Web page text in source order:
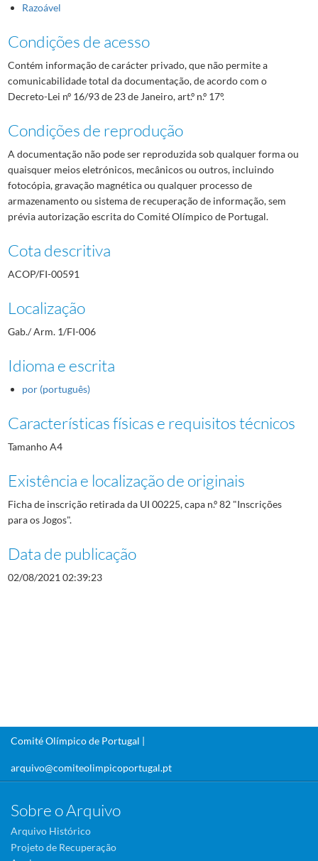
Razoável
Condições de acesso
Contém informação de carácter privado, que não permite a
comunicabilidade total da documentação, de acordo com o
Decreto-Lei nº 16/93 de 23 de Janeiro, art.º n.º 17º.
Condições de reprodução
A documentação não pode ser reproduzida sob qualquer forma ou
quaisquer meios eletrónicos, mecânicos ou outros, incluindo
fotocópia, gravação magnética ou qualquer processo de
armazenamento ou sistema de recuperação de informação, sem
prévia autorização escrita do Comité Olímpico de Portugal.
Cota descritiva
ACOP/FI-00591
Localização
Gab./ Arm. 1/FI-006
Idioma e escrita
por (português)
Características físicas e requisitos técnicos
Tamanho A4
Existência e localização de originais
Ficha de inscrição retirada da UI 00225, capa n.º 82 "Inscrições
para os Jogos".
Data de publicação
02/08/2021 02:39:23
Comité Olímpico de Portugal |
arquivo@comiteolimpicoportugal.pt
Sobre o Arquivo
Arquivo Histórico
Projeto de Recuperação